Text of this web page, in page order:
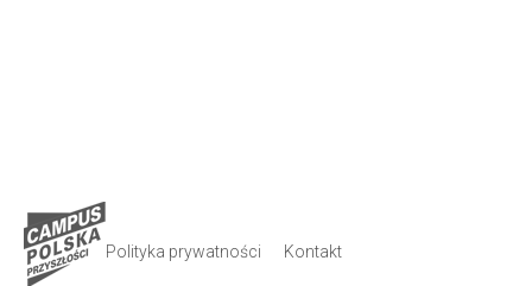
Polityka prywatności Kontakt